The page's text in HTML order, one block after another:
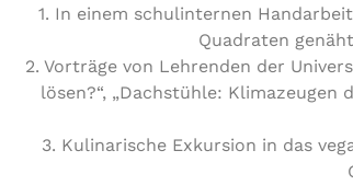
1. In einem schulinternen
Quadraten
2. Vorträge von Lehrenden der
lösen?“, „Dachstühle: Klimazeugen
3. Kulinarische Exkursion in das